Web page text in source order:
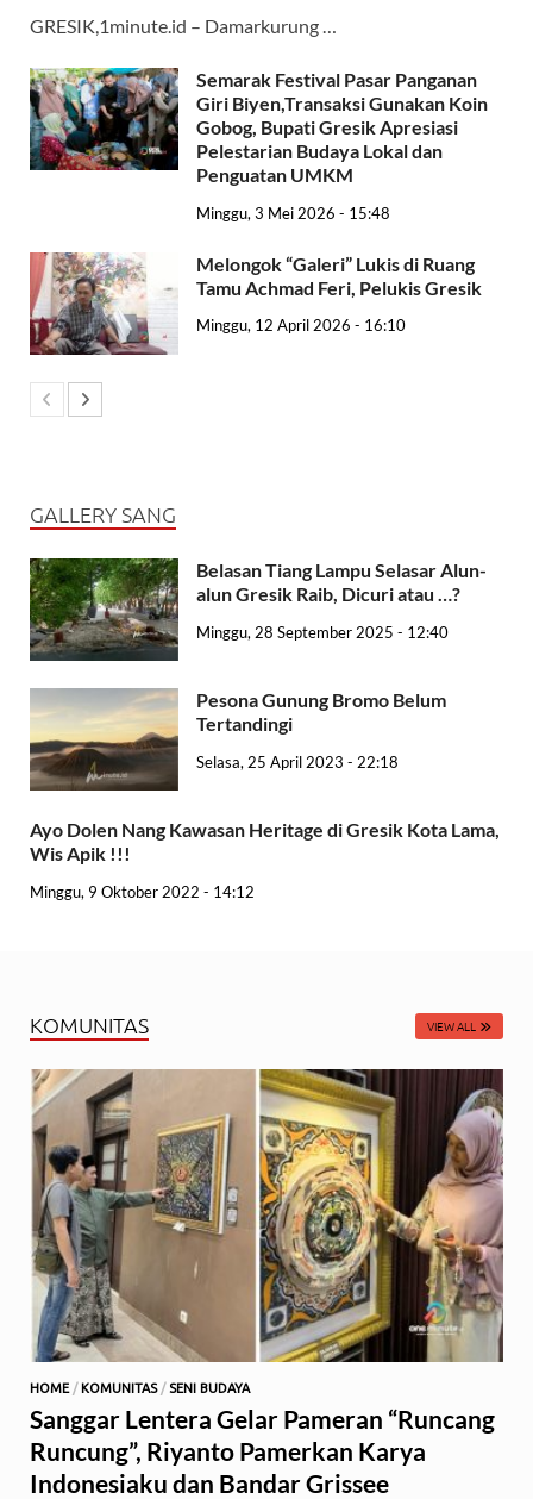
GRESIK,1minute.id – Damarkurung …
Semarak Festival Pasar Panganan
Giri Biyen,Transaksi Gunakan Koin
Gobog, Bupati Gresik Apresiasi
Pelestarian Budaya Lokal dan
Penguatan UMKM
Minggu, 3 Mei 2026 - 15:48
Melongok “Galeri” Lukis di Ruang
Tamu Achmad Feri, Pelukis Gresik
Minggu, 12 April 2026 - 16:10
GALLERY SANG
Belasan Tiang Lampu Selasar Alun-
alun Gresik Raib, Dicuri atau …?
Minggu, 28 September 2025 - 12:40
Pesona Gunung Bromo Belum
Tertandingi
Selasa, 25 April 2023 - 22:18
Ayo Dolen Nang Kawasan Heritage di Gresik Kota Lama,
Wis Apik !!!
Minggu, 9 Oktober 2022 - 14:12
KOMUNITAS VIEW ALL
HOME / KOMUNITAS/ SENI BUDAYA
Sanggar Lentera Gelar Pameran “Runcang
Runcung”, Riyanto Pamerkan Karya
Indonesiaku dan Bandar Grissee